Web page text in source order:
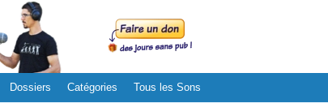
Dossiers Catégories Tous les Sons